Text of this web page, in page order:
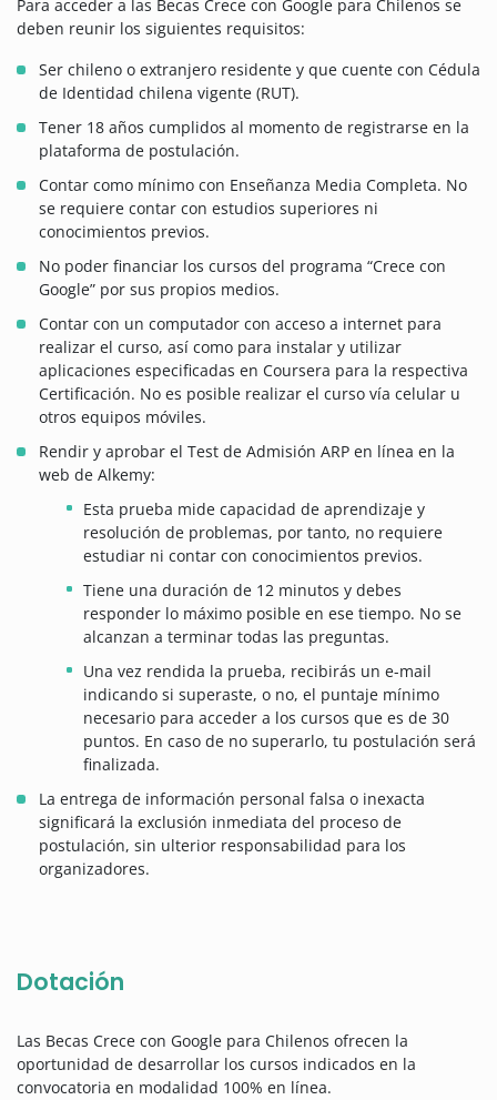
Para acceder a las Becas Crece con Google para Chilenos se
deben reunir los siguientes requisitos:
Ser chileno o extranjero residente y que cuente con Cédula
de Identidad chilena vigente (RUT).
Tener 18 años cumplidos al momento de registrarse en la
plataforma de postulación.
Contar como mínimo con Enseñanza Media Completa. No
se requiere contar con estudios superiores ni
conocimientos previos.
No poder financiar los cursos del programa “Crece con
Google” por sus propios medios.
Contar con un computador con acceso a internet para
realizar el curso, así como para instalar y utilizar
aplicaciones especificadas en Coursera para la respectiva
Certificación. No es posible realizar el curso vía celular u
otros equipos móviles.
Rendir y aprobar el Test de Admisión ARP en línea en la
web de Alkemy:
Esta prueba mide capacidad de aprendizaje y
resolución de problemas, por tanto, no requiere
estudiar ni contar con conocimientos previos.
Tiene una duración de 12 minutos y debes
responder lo máximo posible en ese tiempo. No se
alcanzan a terminar todas las preguntas.
Una vez rendida la prueba, recibirás un e-mail
indicando si superaste, o no, el puntaje mínimo
necesario para acceder a los cursos que es de 30
puntos. En caso de no superarlo, tu postulación será
finalizada.
La entrega de información personal falsa o inexacta
significará la exclusión inmediata del proceso de
postulación, sin ulterior responsabilidad para los
organizadores.
Dotación
Las Becas Crece con Google para Chilenos ofrecen la
oportunidad de desarrollar los cursos indicados en la
convocatoria en modalidad 100% en línea.